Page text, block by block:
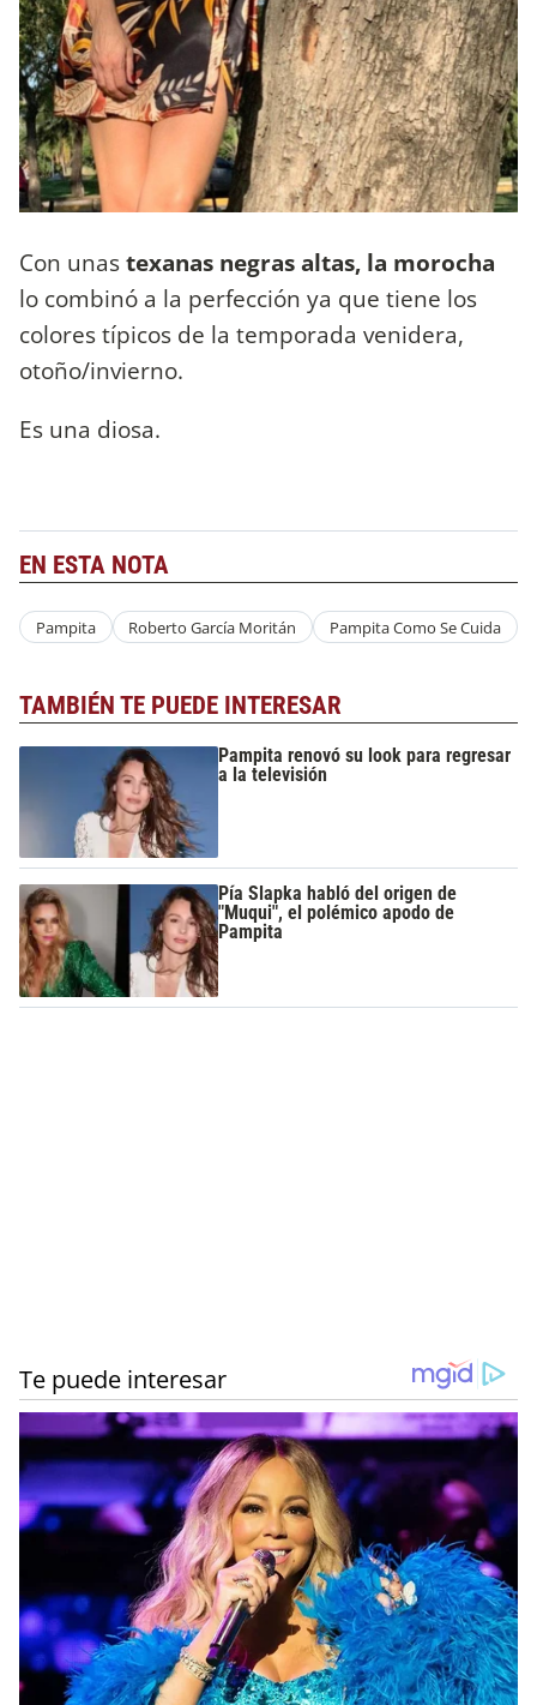
Con unastexanas negras altas, la morocha
lo combinó a la perfección ya que tiene los
colores típicos de la temporada venidera,
otoño/invierno.
Es una diosa.
EN ESTA NOTA
Pampita Roberto García Moritán Pampita Como Se Cuida
TAMBIÉN TE PUEDE INTERESAR
Pampita renovó su look para regresar
a la televisión
Pía Slapka habló del origen de
"Muqui", el polémico apodo de
Pampita